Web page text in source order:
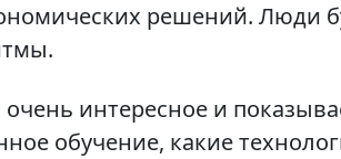
решений. Люди
интересное и
обучение, какие